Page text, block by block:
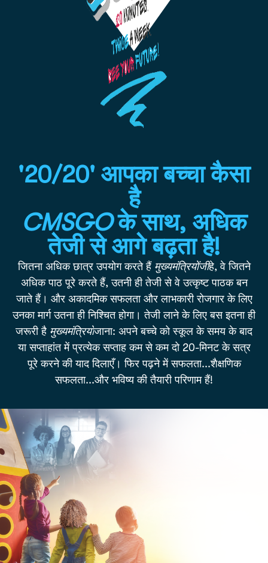
'20/20' आपका बच्चा कैसा
है
CMSGOके साथ, अधिक
तेजी से आगे बढ़ता है!
जितना अधिक छात्र उपयोग करते हैं मुख्यमंत्रियोंजीहे,वे जितने
अधिक पाठ पूरे करते हैं, उतनी ही तेजी से वे उत्कृष्ट पाठक बन
जाते हैं। और अकादमिक सफलता और लाभकारी रोजगार के लिए
उनका मार्ग उतना ही निश्चित होगा।तेजी लाने के लिए बस इतना ही
जरूरी है मुख्यमंत्रियोंजाना: अपने बच्चे को स्कूल के समय के बाद
या सप्ताहांत में प्रत्येक सप्ताह कम से कम दो 20-मिनट के सत्र
पूरे करने की याद दिलाएँ। फिर पढ़ने में सफलता...शैक्षणिक
सफलता...और भविष्य की तैयारी परिणाम हैं!